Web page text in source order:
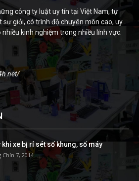
công ty luật uy tín tại Việt Nam, tự
sư giỏi, có trình độ chuyên môn cao, uy
kinh nghiệm trong nhiều lĩnh vực.
khi xe bị rỉ sét số khung, số máy
Chín 7, 2014